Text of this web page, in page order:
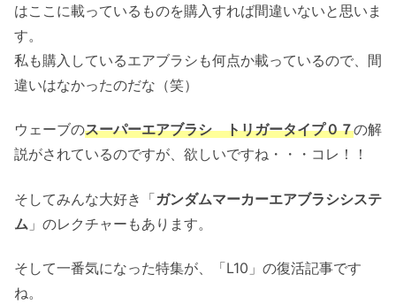
はここに載っているものを購入すれば間違いないと思いま
す。
私も購入しているエアブラシも何点か載っているので、間
違いはなかったのだな（笑）
ウェーブのスーパーエアブラシ トリガータイプ０７の解
説がされているのですが、欲しいですね・・・コレ！！
そしてみんな大好き「ガンダムマーカーエアブラシシステ
ム 」のレクチャーもあります。
そして一番気になった特集が、「L10」の復活記事です
ね。